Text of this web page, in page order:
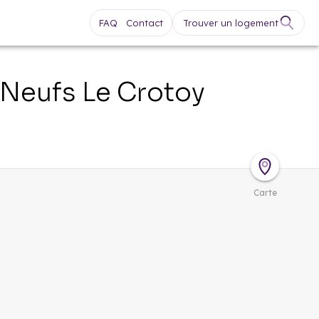
FAQ Contact Trouver un logement
Le Crotoy
Carte